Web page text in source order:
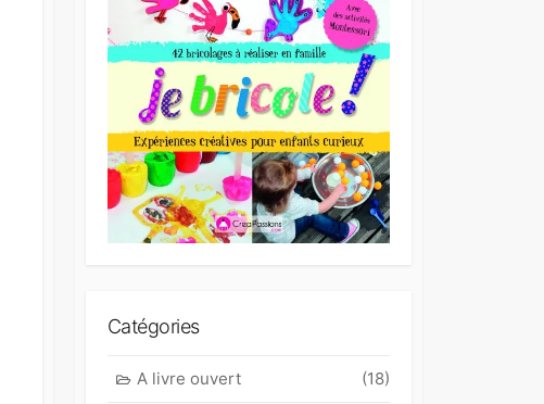
Catégories
A livre ouvert (18)